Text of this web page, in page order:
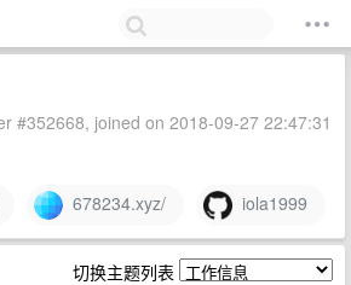
#352668, joined on 2018-09-27 22:47:31
678234.xyz/ iola1999
切换主题列表